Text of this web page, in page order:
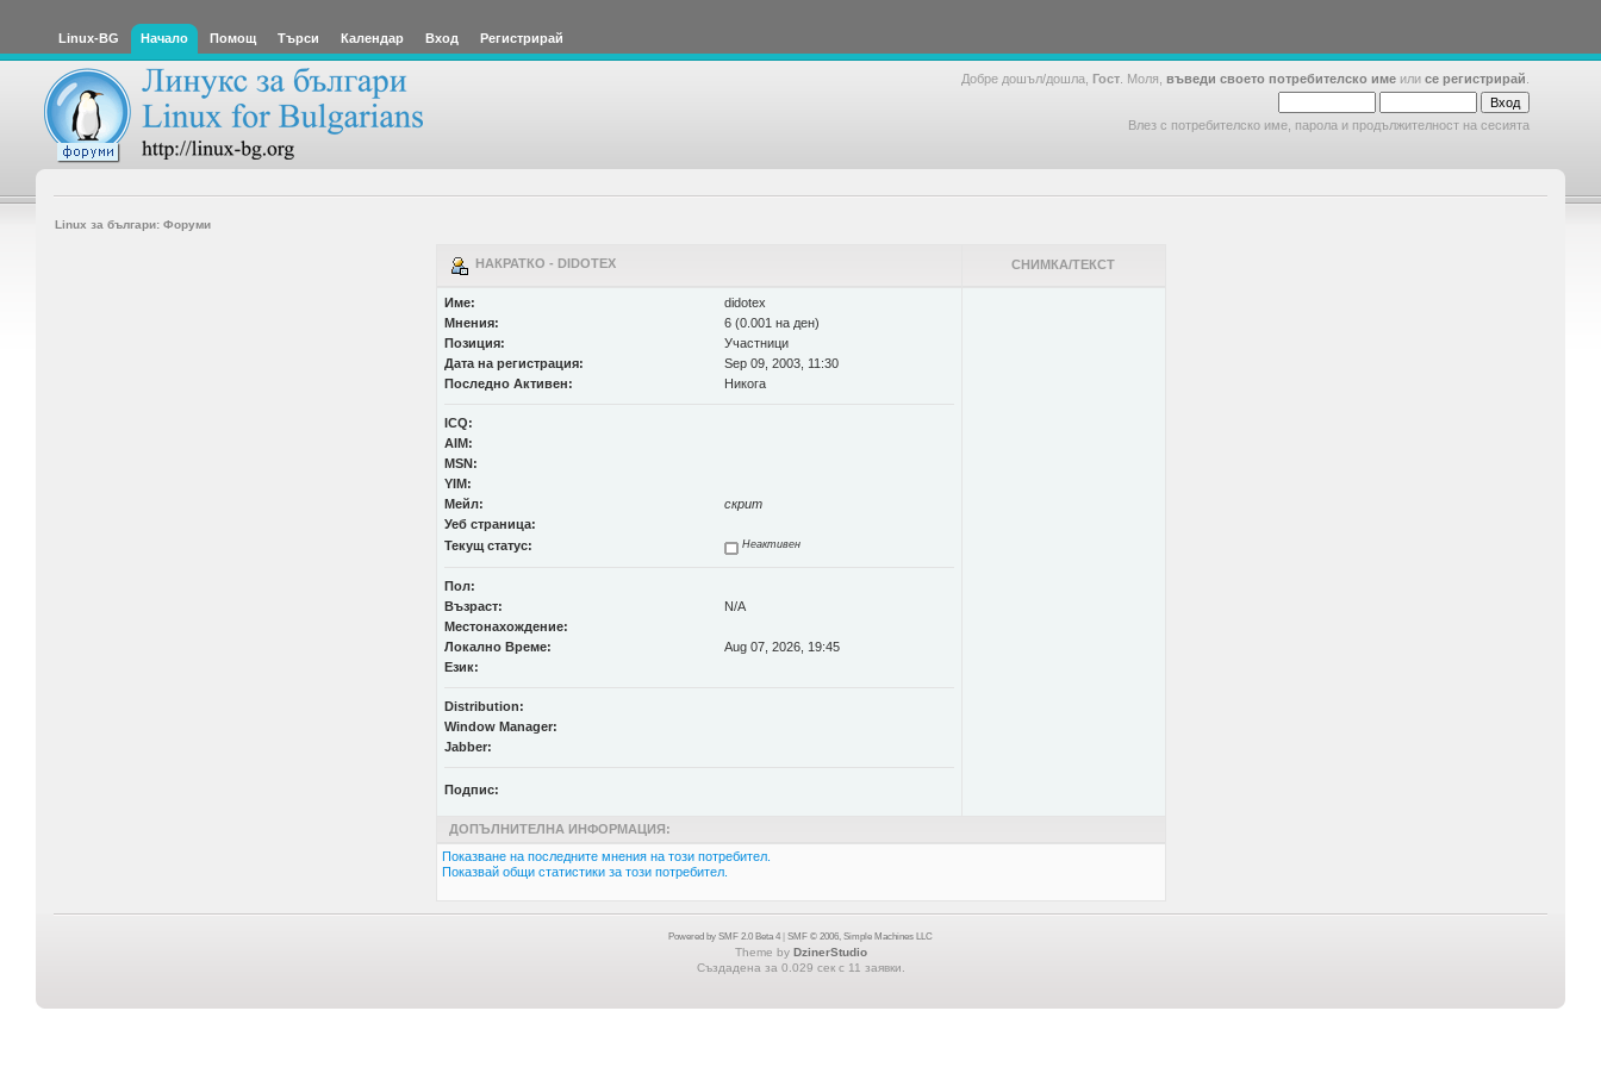
Linux-BG Начало Помощ Търси Календар Вход Регистрирай
Добре дошъл/дошла, Гост . Моля, въведи своето потребителско име или се регистрирай
Влез с потребителско име, парола и продължителност на сесията
Linux за българи: Форуми
НАКРАТКО - DIDOTEX СНИМКА/ТЕКСТ
Име:
didotex
Мнения:
6 (0.001 на ден)
Позиция:
Участници
Дата на регистрация:
Sep 09, 2003, 11:30
Последно Активен:
Никога
ICQ:
AIM:
MSN:
YIM:
Мейл:
скрит
Уеб страница:
Текущ статус:
Неактивен
Пол:
Възраст:
N/A
Местонахождение:
Локално Време:
Aug 07, 2026, 19:45
Език:
Distribution:
Window Manager:
Jabber:
Подпис:
ДОПЪЛНИТЕЛНА ИНФОРМАЦИЯ:
Показване на последните мнения на този потребител.
Показвай общи статистики за този потребител.
Powered by SMF 2.0 Beta 4 SMF © 2006, Simple Machines LLC
Theme by DzinerStudio
Създадена за 0.029 сек с 11 заявки.